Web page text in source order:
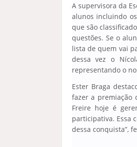
A supervisora da
alunos incluindo
que são
questões. Se o
lista de quem vai
dessa vez o
representando o
Ester Braga
fazer a premiação
Freire hoje é
participativa. Essa
dessa conquista”,